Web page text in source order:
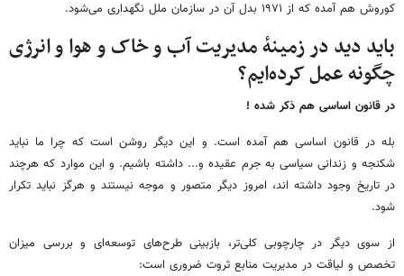
کوروش هم آمده که از ۱۹۷۱ بدل آن در سازمان ملل نگهداری می‌شود.
باید دید در زمینهٔ مدیریت آب و خاک و هوا و انرژی
چگونه عمل کرده‌ایم؟
در قانون اساسی هم ذکر شده !
بله در قانون اساسی هم آمده است. و این دیگر روشن است که چرا ما نباید
شکنجه و زندانی سیاسی به جرم عقیده و... داشته باشیم. و این موارد که هرچند
در تاریخ وجود داشته اند، امروز دیگر متصور و موجه نیستند و هرگز نباید تکرار
شود.
از سوی دیگر در چارچوبی کلی‌تر، بازبینی طرح‌های توسعه‌ای و بررسی میزان
تخصص و لیاقت در مدیریت منابع ثروت ضروری است: